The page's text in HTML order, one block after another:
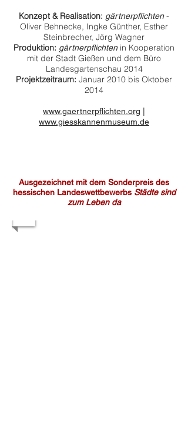
Konzept & Realisation: gärtnerpflichten-
Oliver Behnecke, Ingke Günther, Esther
Steinbrecher, Jörg Wagner
Produktion: gärtnerpflichtenin Kooperation
mit der Stadt Gießen und dem Büro
Landesgartenschau 2014
Projektzeitraum: Januar 2010 bis Oktober
2014
www.gaertnerpflichten.org
www.giesskannenmuseum.de
Ausgezeichnet mit dem Sonderpreis des
hessischenLandeswettbewerbs Städtesind
zumLeben da